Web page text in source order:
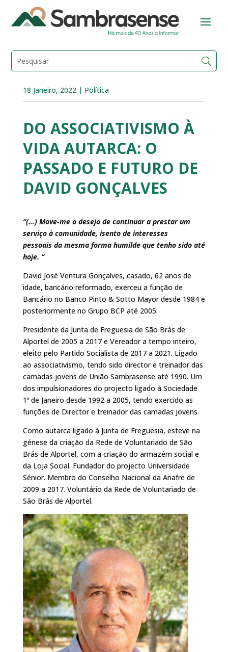
18 Janeiro, 2022| Política
DO ASSOCIATIVISMO À
VIDA AUTARCA: O
PASSADO E FUTURO DE
DAVID GONÇALVES
“(…) Move-me o desejo de continuar a prestar um
serviço à comunidade, isento de interesses
pessoais da mesma forma humilde que tenho sido até
hoje. “
David José Ventura Gonçalves, casado, 62 anos de
idade, bancário reformado, exerceu a função de
Bancário no Banco Pinto & Sotto Mayor desde 1984 e
posteriormente no Grupo BCP até 2005.
Presidente da Junta de Freguesia de São Brás de
Alportel de 2005 a 2017 e Vereador a tempo inteiro,
eleito pelo Partido Socialista de 2017 a 2021. Ligado
ao associativismo, tendo sido director e treinador das
camadas jovens de União Sambrasense até 1990. Um
dos impulsionadores do projecto ligado à Sociedade
1º de Janeiro desde 1992 a 2005, tendo exercido as
funções de Director e treinador das camadas jovens.
Como autarca ligado à Junta de Freguesia, esteve na
génese da criação da Rede de Voluntariado de São
Brás de Alportel, com a criação do armazém social e
da Loja Social. Fundador do projecto Universidade
Sénior. Membro do Conselho Nacional da Anafre de
2009 a 2017. Voluntário da Rede de Voluntariado de
São Brás de Alportel.